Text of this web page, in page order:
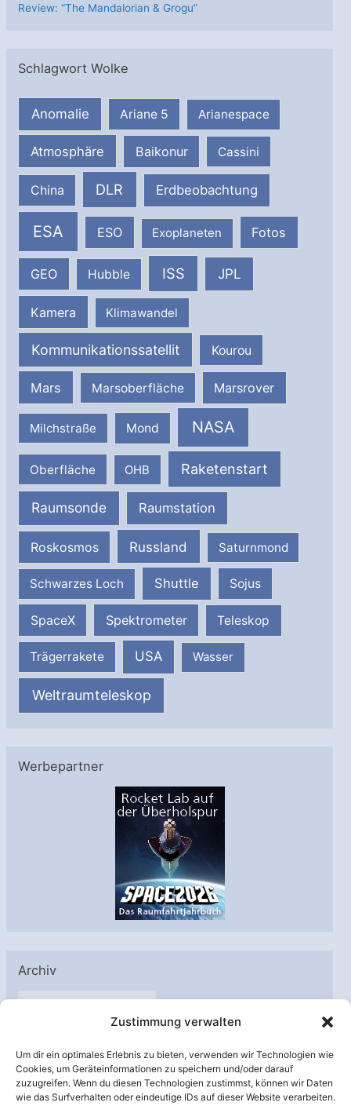
Zustimmung verwalten
Um dir ein optimales Erlebnis zu bieten, verwenden wir Technologien wie
Cookies, um Geräteinformationen zu speichern und/oder darauf
zuzugreifen. Wenn du diesen Technologien zustimmst, können wir Daten
wie das Surfverhalten oder eindeutige IDs auf dieser Website verarbeiten.
Review: “The Mandalorian & Grogu”
Schlagwort Wolke
Anomalie Ariane 5 Arianespace
Atmosphäre Baikonur Cassini
China DLR Erdbeobachtung
ESA ESO Exoplaneten Fotos
GEO Hubble ISS JPL
Kamera Klimawandel
Kommunikationssatellit Kourou
Mars Marsoberfläche Marsrover
Milchstraße Mond NASA
Oberfläche OHB Raketenstart
Raumsonde Raumstation
Roskosmos Russland Saturnmond
Schwarzes Loch Shuttle Sojus
SpaceX Spektrometer Teleskop
Trägerrakete USA Wasser
Weltraumteleskop
Werbepartner
Archiv
A
h
i
Unterstützt von: